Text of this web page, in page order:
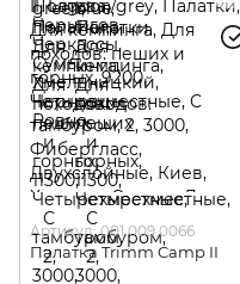
Артикул: 001.009.0066
Палатка Trimm Camp II